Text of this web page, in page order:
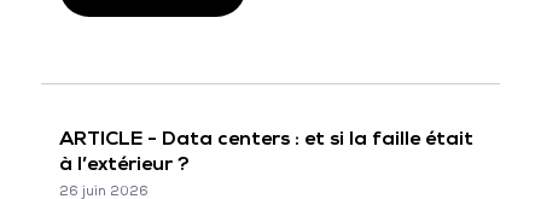
ARTICLE - Data centers : et si la faille était
à l’extérieur ?
26 juin 2026